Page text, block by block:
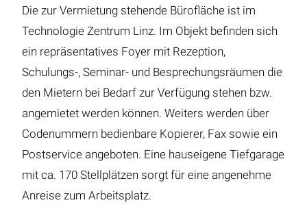
Die zur Vermietung stehende Bürofläche ist im
Technologie Zentrum Linz. Im Objekt befinden sich
ein repräsentatives Foyer mit Rezeption,
Schulungs-, Seminar- und Besprechungsräumen die
den Mietern bei Bedarf zur Verfügung stehen bzw.
angemietet werden können. Weiters werden über
Codenummern bedienbare Kopierer, Fax sowie ein
Postservice angeboten. Eine hauseigene Tiefgarage
mit ca. 170 Stellplätzen sorgt für eine angenehme
Anreise zum Arbeitsplatz.